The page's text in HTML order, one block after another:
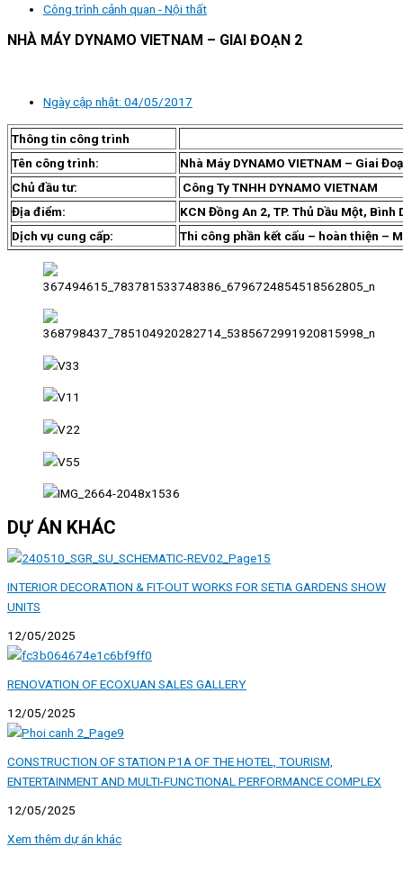
Công trình cảnh quan - Nội thất
NHÀ MÁY DYNAMO VIETNAM – GIAI ĐOẠN 2
Ngày cập nhật: 04/05/2017
Thông tin công trình
Tên công trình:
Nhà Máy DYNAMO VIETNAM – Giai
Chủ đầu tư:
Công Ty TNHH DYNAMO VIETNAM
Địa điểm:
KCN Đồng An 2, TP. Thủ Dầu Một, Bình
Dịch vụ cung cấp:
Thi công phần kết cấu – hoàn thiện –
DỰ ÁN KHÁC
INTERIOR DECORATION & FIT-OUT WORKS FOR SETIA GARDENS SHOW
UNITS
12/05/2025
RENOVATION OF ECOXUAN SALES GALLERY
12/05/2025
CONSTRUCTION OF STATION P1A OF THE HOTEL, TOURISM,
ENTERTAINMENT AND MULTI-FUNCTIONAL PERFORMANCE COMPLEX
12/05/2025
Xem thêm dự án khác